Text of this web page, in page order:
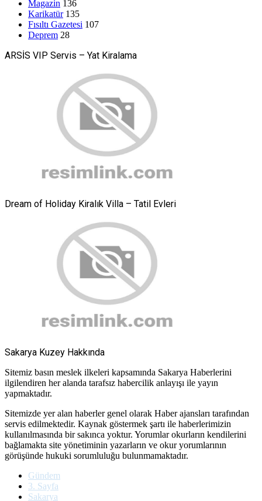
Magazin 136
Karikatür 135
Fısıltı Gazetesi 107
Deprem 28
ARSİS VIP Servis – Yat Kiralama
Dream of Holiday Kiralık Villa – Tatil Evleri
Sakarya Kuzey Hakkında
Sitemiz basın meslek ilkeleri kapsamında Sakarya Haberlerini
ilgilendiren her alanda tarafsız habercilik anlayışı ile yayın
yapmaktadır.
Sitemizde yer alan haberler genel olarak Haber ajansları tarafından
servis edilmektedir. Kaynak göstermek şartı ile haberlerimizin
kullanılmasında bir sakınca yoktur. Yorumlar okurların kendilerini
bağlamakta site yönetiminin yazarların ve okur yorumlarının
görüşünde hukuki sorumluluğu bulunmamaktadır.
Gündem
3. Sayfa
Sakarya